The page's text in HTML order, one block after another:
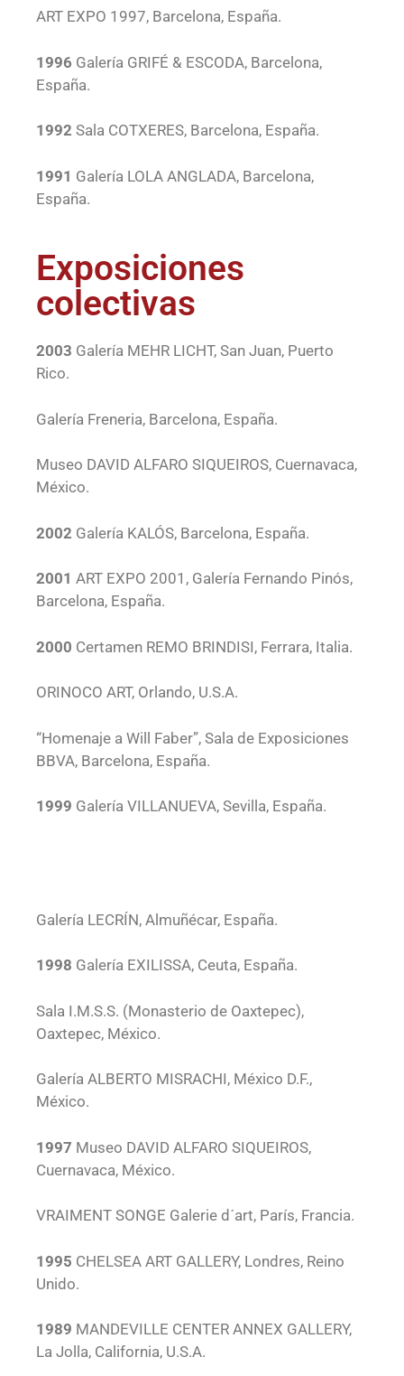
ART EXPO 1997, Barcelona, España.
1996 Galería GRIFÉ & ESCODA, Barcelona,
España.
1992 Sala COTXERES, Barcelona, España.
1991 Galería LOLA ANGLADA, Barcelona,
España.
Exposiciones
colectivas
2003 Galería MEHR LICHT, San Juan, Puerto
Rico.
Galería Freneria, Barcelona, España.
Museo DAVID ALFARO SIQUEIROS, Cuernavaca,
México.
2002 Galería KALÓS, Barcelona, España.
2001 ART EXPO 2001, Galería Fernando Pinós,
Barcelona, España.
2000 Certamen REMO BRINDISI, Ferrara, Italia.
ORINOCO ART, Orlando, U.S.A.
“Homenaje a Will Faber”, Sala de Exposiciones
BBVA, Barcelona, España.
1999 Galería VILLANUEVA, Sevilla, España.
Galería LECRÍN, Almuñécar, España.
1998 Galería EXILISSA, Ceuta, España.
Sala I.M.S.S. (Monasterio de Oaxtepec),
Oaxtepec, México.
Galería ALBERTO MISRACHI, México D.F.,
México.
1997 Museo DAVID ALFARO SIQUEIROS,
Cuernavaca, México.
VRAIMENT SONGE Galerie d´art, París, Francia.
1995 CHELSEA ART GALLERY, Londres, Reino
Unido.
1989 MANDEVILLE CENTER ANNEX GALLERY,
La Jolla, California, U.S.A.